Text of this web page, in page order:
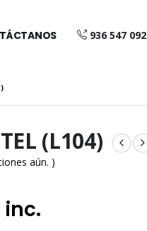
936 547 092
(L104)
aún. )
inc.